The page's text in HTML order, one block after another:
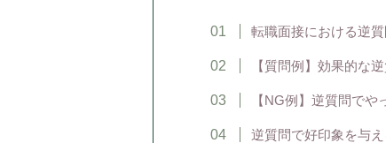
転職面接における逆
【質問例】効果的な
【NG例】逆質問でや
逆質問で好印象を与